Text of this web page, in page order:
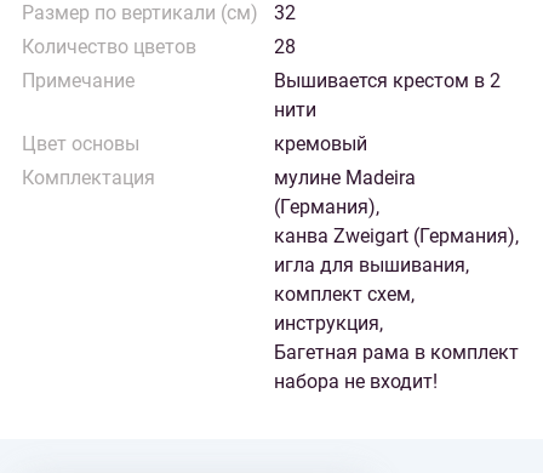
Размер по вертикали (см)
32
Количество цветов
28
Примечание
Вышивается крестом в 2
нити
Цвет основы
кремовый
Комплектация
мулине Madeira
(Германия),
канва Zweigart (Германия),
игла для вышивания,
комплект схем,
инструкция,
Багетная рама в комплект
набора не входит!